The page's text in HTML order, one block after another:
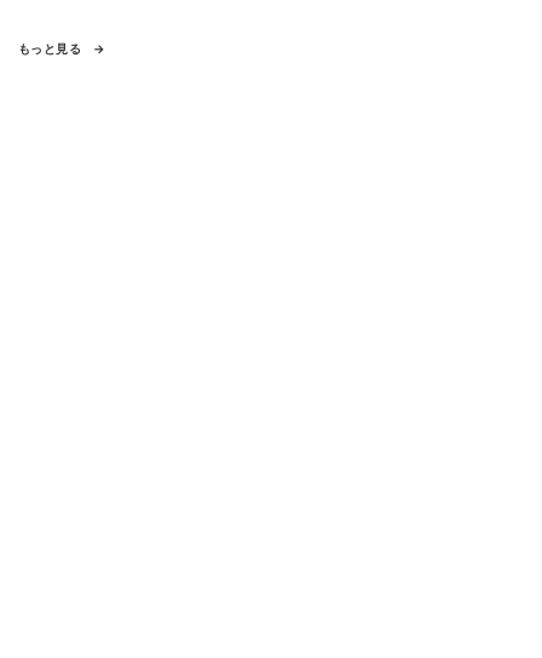
もっと見る